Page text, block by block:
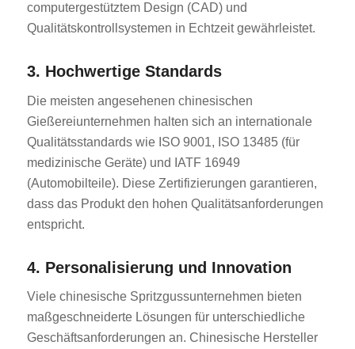
computergestütztem Design (CAD) und
Qualitätskontrollsystemen in Echtzeit gewährleistet.
3. Hochwertige Standards
Die meisten angesehenen chinesischen
Gießereiunternehmen halten sich an internationale
Qualitätsstandards wie ISO 9001, ISO 13485 (für
medizinische Geräte) und IATF 16949
(Automobilteile). Diese Zertifizierungen garantieren,
dass das Produkt den hohen Qualitätsanforderungen
entspricht.
4. Personalisierung und Innovation
Viele chinesische Spritzgussunternehmen bieten
maßgeschneiderte Lösungen für unterschiedliche
Geschäftsanforderungen an. Chinesische Hersteller